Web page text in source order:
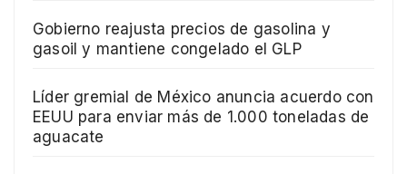
Gobierno reajusta precios de gasolina y
gasoil y mantiene congelado el GLP
Líder gremial de México anuncia acuerdo con
EEUU para enviar más de 1.000 toneladas de
aguacate